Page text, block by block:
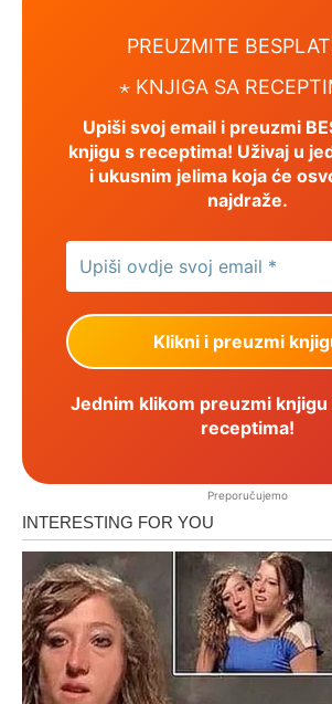
PREUZMITE
⋆ KNJIGA SA
Upiši svoj email i preuzmi
knjigu s receptima! Uživaj u
i ukusnim jelima koja će
najdraže.
Jednim klikom preuzmi knjigu
receptima!
Preporučujemo